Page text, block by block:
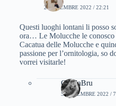
2 NOVEMBRE 2022 / 22:21
Questi luoghi lontani li posso
ora… Le Molucche le conosco
Cacatua delle Molucche e
passione per l’ornitologia, so
vorrei visitarle!
CinziaBru
5 NOVEMBRE 2022 /